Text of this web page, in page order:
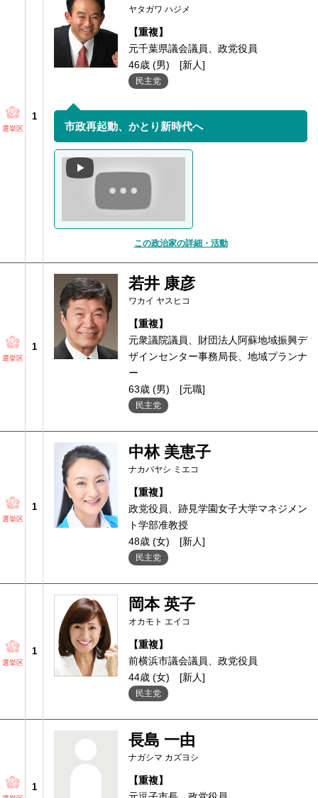
選挙区
1
ヤタガワ ハジメ
【重複】
元千葉県議会議員、政党役員
46歳 (男)
[新人]
民主党
市政再起動、かとり新時代へ
この政治家の詳細・活動
選挙区
1
若井 康彦
ワカイ ヤスヒコ
【重複】
元衆議院議員、財団法人阿蘇地域振興デ
ザインセンター事務局長、地域プランナ
ー
63歳 (男)
[元職]
民主党
選挙区
1
中林 美恵子
ナカバヤシ ミエコ
【重複】
政党役員、跡見学園女子大学マネジメン
ト学部准教授
48歳 (女)
[新人]
民主党
選挙区
1
岡本 英子
オカモト エイコ
【重複】
前横浜市議会議員、政党役員
44歳 (女)
[新人]
民主党
1
長島 一由
ナガシマ カズヨシ
【重複】